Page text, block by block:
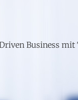
Business